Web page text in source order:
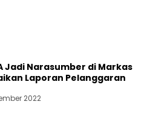
Jadi Narasumber di Markas
Laporan Pelanggaran
2022